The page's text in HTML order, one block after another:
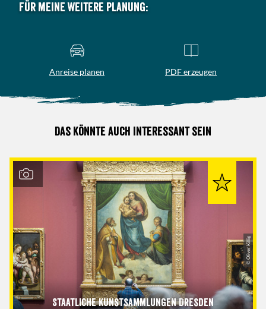
Für meine weitere Planung:
Anreise planen PDF erzeugen
Das könnte auch interessant sein
Staatliche Kunstsammlungen Dresden
© Oliver Killig